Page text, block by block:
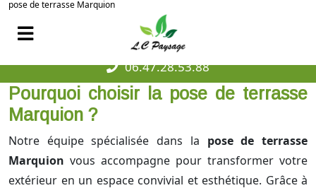
pose de terrasse Marquion
06.47.28.53.88
Pourquoi choisir la pose de terrasse
Marquion ?
Notre équipe spécialisée dans la pose de terrasse
Marquion vous accompagne pour transformer votre
extérieur en un espace convivial et esthétique. Grâce à